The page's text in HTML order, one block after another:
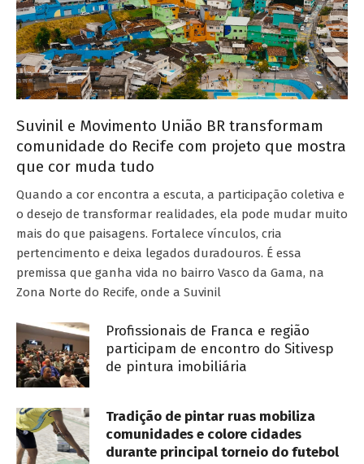
Suvinil e Movimento União BR transformam
comunidade do Recife com projeto que mostra
que cor muda tudo
Quando a cor encontra a escuta, a participação coletiva e
o desejo de transformar realidades, ela pode mudar muito
mais do que paisagens. Fortalece vínculos, cria
pertencimento e deixa legados duradouros. É essa
premissa que ganha vida no bairro Vasco da Gama, na
Zona Norte do Recife, onde a Suvinil
Profissionais de Franca e região
participam de encontro do Sitivesp
de pintura imobiliária
Tradição de pintar ruas mobiliza
comunidades e colore cidades
durante principal torneio do futebol